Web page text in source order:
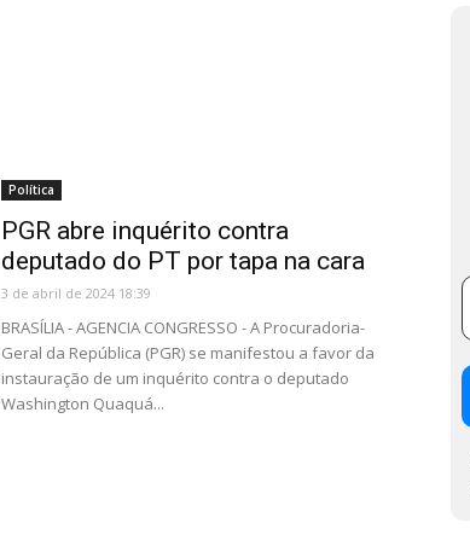
Política
PGR abre inquérito contra
deputado do PT por tapa na cara
3 de abril de 2024 18:39
BRASÍLIA - AGENCIA CONGRESSO - A Procuradoria-
Geral da República (PGR) se manifestou a favor da
instauração de um inquérito contra o deputado
Washington Quaquá...